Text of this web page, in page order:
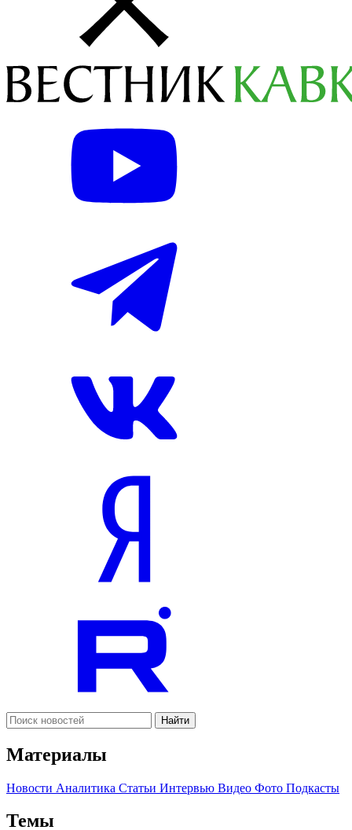
Найти
Материалы
Новости Аналитика Статьи Интервью Видео Фото Подкасты
Темы